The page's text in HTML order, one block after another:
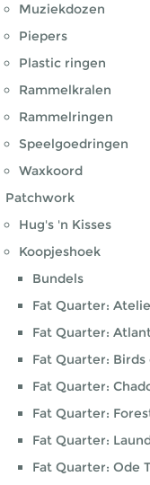
Muziekdozen
Piepers
Plastic ringen
Rammelkralen
Rammelringen
Speelgoedringen
Waxkoord
Patchwork
Hug's 'n Kisses
Koopjeshoek
Bundels
Fat Quarter:
Fat Quarter:
Fat Quarter: Birds
Fat Quarter:
Fat Quarter:
Fat Quarter:
Fat Quarter: Ode